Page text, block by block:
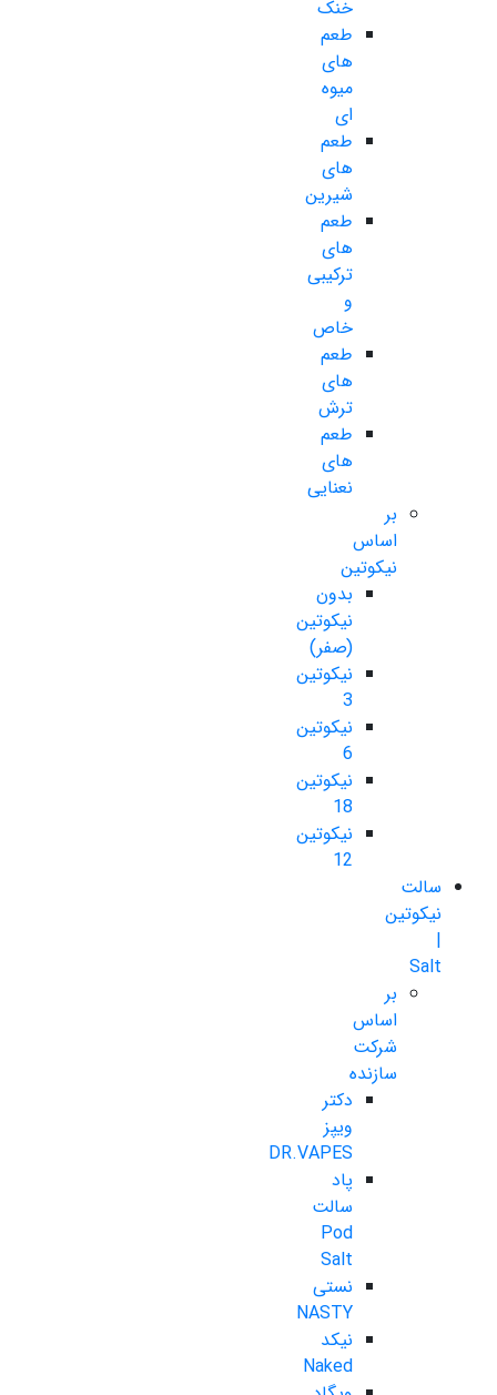
خنک
طعم
های
میوه
ای
طعم
های
شیرین
طعم
های
ترکیبی
و
خاص
طعم
های
ترش
طعم
های
نعنایی
بر
اساس
نیکوتین
بدون
نیکوتین
(صفر)
نیکوتین
3
نیکوتین
6
نیکوتین
18
نیکوتین
12
سالت
نیکوتین
|
Salt
بر
اساس
شرکت
سازنده
دکتر
ویپز
DR.VAPES
پاد
سالت
Pod
Salt
نستی
NASTY
نیکد
Naked